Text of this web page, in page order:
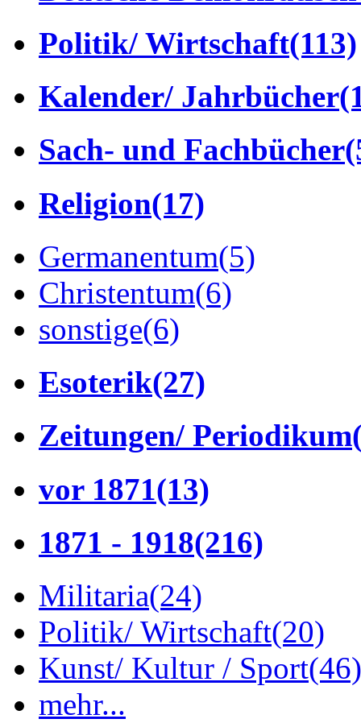
Politik/ Wirtschaft(113)
Kalender/ Jahrbücher
Sach- und Fachbücher
Religion(17)
Germanentum(5)
Christentum(6)
sonstige(6)
Esoterik(27)
Zeitungen/ Periodikum
vor 1871(13)
1871 - 1918(216)
Militaria(24)
Politik/ Wirtschaft(20)
Kunst/ Kultur / Sport(46)
mehr...